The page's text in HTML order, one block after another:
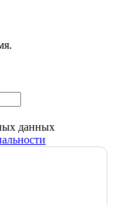
данных